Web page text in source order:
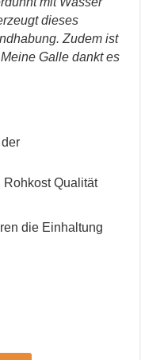
dieses
Zudem ist
Galle dankt es
Qualität
die Einhaltung